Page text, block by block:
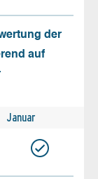
der
auf
Januar